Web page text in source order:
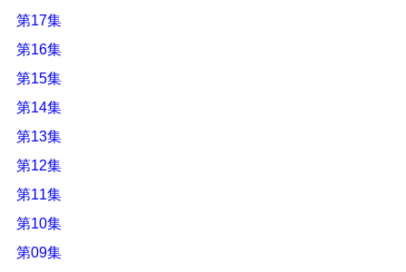
第17集
第16集
第15集
第14集
第13集
第12集
第11集
第10集
第09集